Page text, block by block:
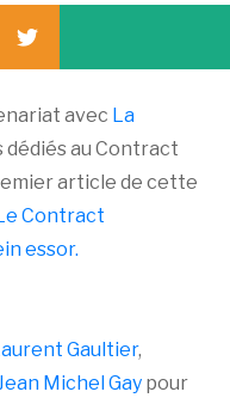
avec La
dédiés au Contract
article de cette
Contract
essor.
Gaultier,
Michel Gay pour